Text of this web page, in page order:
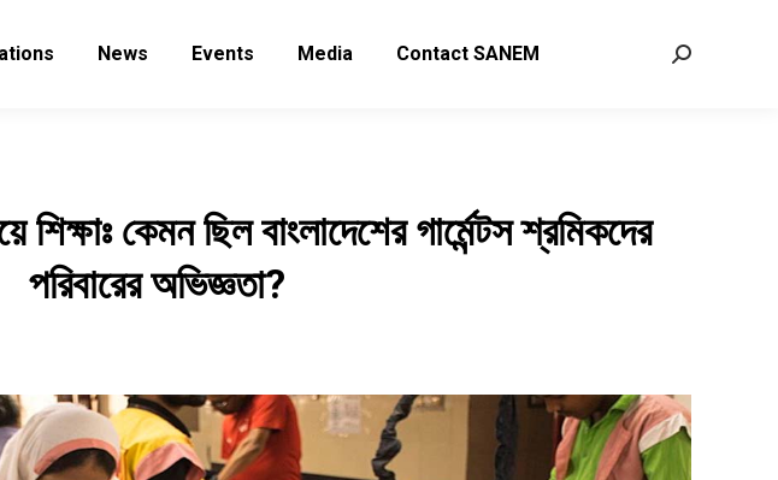
News Events Media Contact SANEM Search:
শিক্ষা কেমন ছিল বাংলাদেশের গার্মেন্টস শ্রমিকদের
পরিবারের অভিজ্ঞতা?